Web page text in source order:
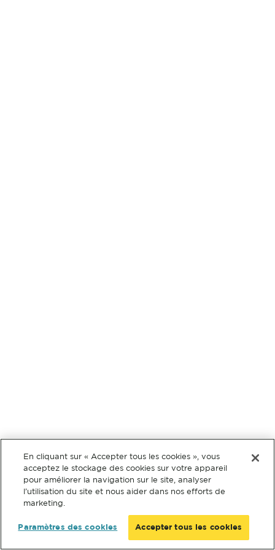
En cliquant sur « Accepter tous les cookies », vous
acceptez le stockage des cookies sur votre appareil
pour améliorer la navigation sur le site, analyser
l’utilisation du site et nous aider dans nos efforts de
marketing.
Paramètres des cookies Accepter tous les cookies